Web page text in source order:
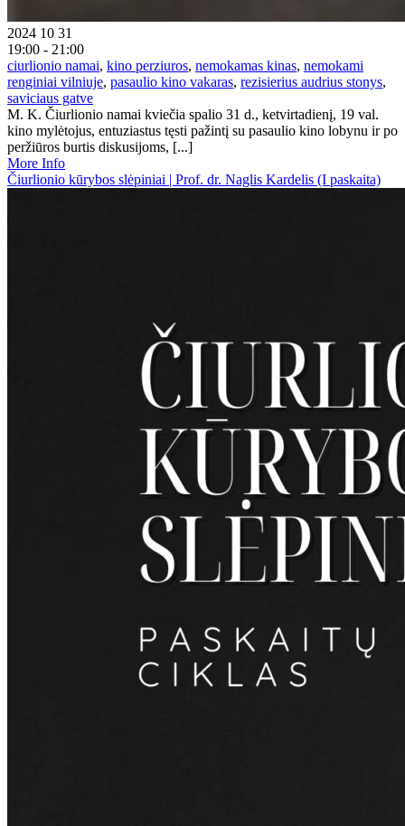
2024 10 31
19:00 - 21:00
ciurlionio namai, kino perziuros, nemokamas kinas, nemokami
renginiai vilniuje, pasaulio kino vakaras, rezisierius audrius stonys,
saviciaus gatve
M. K. Čiurlionio namai kviečia spalio 31 d., ketvirtadienį, 19 val.
kino mylėtojus, entuziastus tęsti pažintį su pasaulio kino lobynu ir po
peržiūros burtis diskusijoms, [...]
More Info
Čiurlionio kūrybos slėpiniai | Prof. dr. Naglis Kardelis (I paskaita)